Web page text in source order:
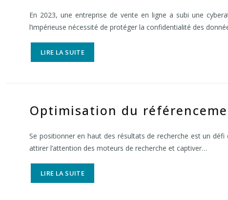
En 2023, une entreprise de vente en ligne a subi une
l’impérieuse nécessité de protéger la confidentialité des
LIRE LA SUITE
Optimisation du
Se positionner en haut des résultats de recherche est un
attirer l’attention des moteurs de recherche et captiver…
LIRE LA SUITE